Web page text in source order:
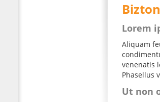
Lorem
Aliquam
venenatis
Phasellus
Ut non